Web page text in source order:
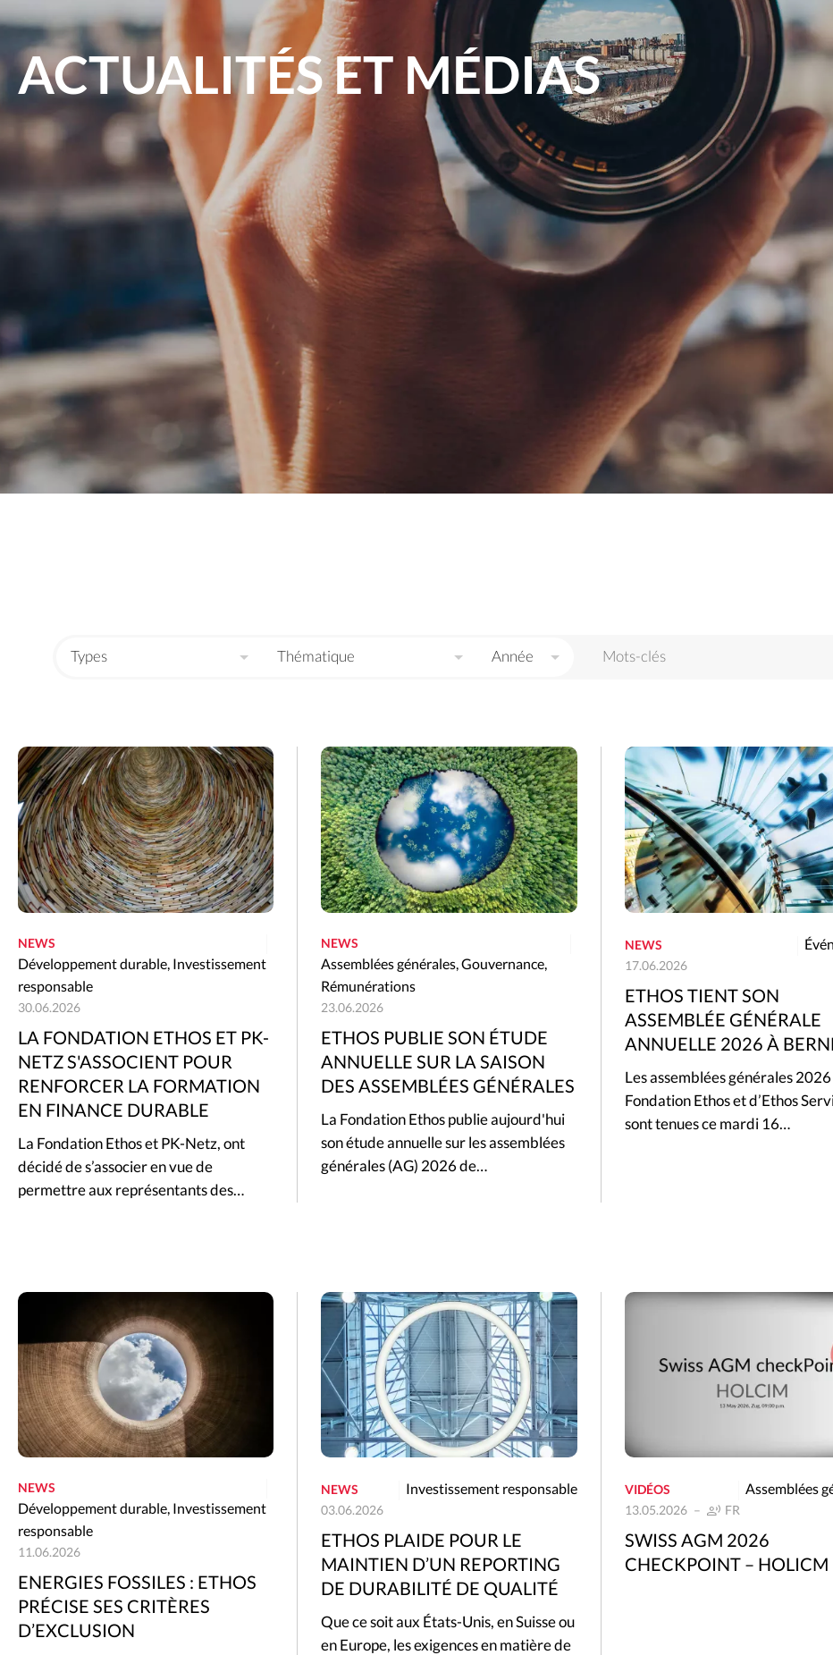
ACTUALITÉS ET MÉDIAS
NEWS
Développement durable, Investissement
responsable
30.06.2026
LA FONDATION ETHOS ET PK-
NETZ S'ASSOCIENT POUR
RENFORCER LA FORMATION
EN FINANCE DURABLE
La Fondation Ethos et PK-Netz, ont
décidé de s’associer en vue de
permettre aux représentants des…
NEWS
Assemblées générales,Gouvernance,
Rémunérations
23.06.2026
ETHOS PUBLIE SON ÉTUDE
ANNUELLE SUR LA SAISON
DES ASSEMBLÉES GÉNÉRALES
La Fondation Ethos publie aujourd'hui
son étude annuelle sur les assemblées
générales (AG) 2026 de…
NEWS
17.06.2026
ETHOS TIENT SON
ASSEMBLÉE GÉNÉRALE
ANNUELLE 2026 À
Les assemblées générales 2026
Fondation Ethos et d’Ethos
sont tenues ce mardi 16…
NEWS
Développement durable, Investissement
responsable
11.06.2026
ENERGIES FOSSILES : ETHOS
PRÉCISE SES CRITÈRES
D’EXCLUSION
NEWS Investissement responsable
03.06.2026
ETHOS PLAIDE POUR LE
MAINTIEN D’UN REPORTING
DE DURABILITÉ DE QUALITÉ
Que ce soit aux États-Unis, en Suisse ou
en Europe, les exigences en matière de
VIDÉOS Assemblées
13.05.2026 FR
SWISS AGM 2026
CHECKPOINT – HOLICM